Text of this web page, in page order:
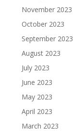
November 2023
October 2023
September 2023
August 2023
July 2023
June 2023
May 2023
April 2023
March 2023